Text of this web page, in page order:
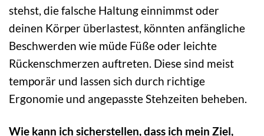
stehst, die falsche Haltung einnimmst oder
deinen Körper überlastest, könnten anfängliche
Beschwerden wie müde Füße oder leichte
Rückenschmerzen auftreten. Diese sind meist
temporär und lassen sich durch richtige
Ergonomie und angepasste Stehzeiten beheben.
Wie kann ich sicherstellen, dass ich mein Ziel,